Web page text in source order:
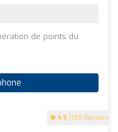
4.5 (195 Opinions)
de points du